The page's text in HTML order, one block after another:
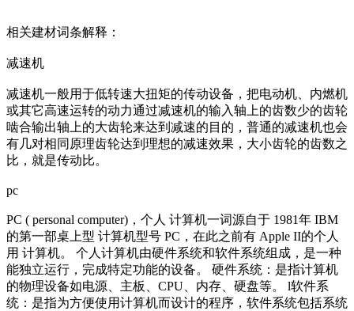
相关建材词条解释：
减速机
减速机一般用于低转速大扭矩的传动设备，把电动机、内燃机
或其它高速运转的动力通过减速机的输入轴上的齿数少的齿轮
啮合输出轴上的大齿轮来达到减速的目的，普通的减速机也会
有几对相同原理齿轮达到理想的减速效果，大小齿轮的齿数之
比，就是传动比。
pc
PC ( personal computer)，个人 计算机一词源自于 1981年 IBM
的第一部桌上型 计算机型号 PC，在此之前有 Apple II的个人
用 计算机。 个人计算机由硬件系统和软件系统组成，是一种
能独立运行，完成特定功能的设备。 硬件系统：是指计算机
的物理设备如电源、主板、CPU、内存、硬盘等。 l软件系
统：是指为方便使用计算机而设计的程序，软件系统包括系统